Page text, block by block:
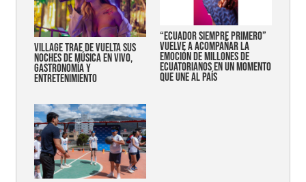
Village trae de vuelta sus
noches de música en vivo,
gastronomía y
entretenimiento
“Ecuador siempre primero”
vuelve a acompañar la
emoción de millones de
ecuatorianos en un momento
que une al país